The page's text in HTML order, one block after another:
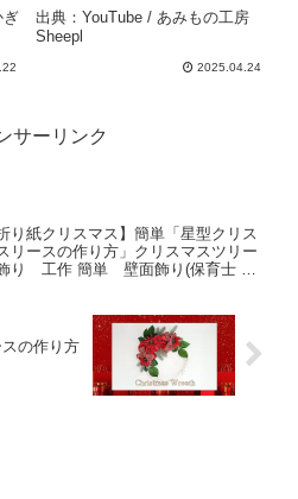
ぎ
【sheepl】 – あみもの工
房 Sheepl
出典：YouTube / あみもの工房
Sheepl
2025.04.24
サーリンク
折り紙クリスマス】簡単「星型クリス
リースの作り方」クリスマスツリー
り 工作 簡単 壁面飾り(保育士 介
スの作り方